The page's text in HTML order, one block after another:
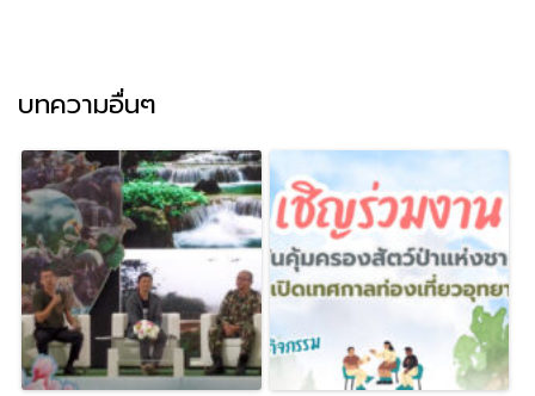
บทความอื่นๆ